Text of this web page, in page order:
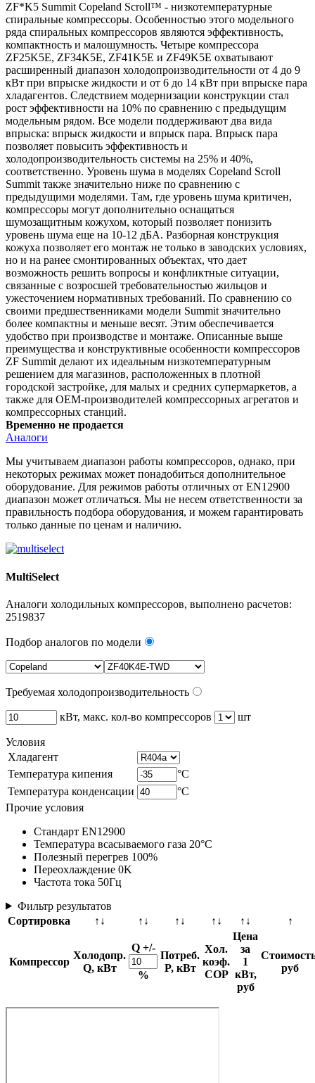
ZF*K5 Summit Copeland Scroll™ - низкотемпературные
спиральные компрессоры. Особенностью этого модельного
ряда спиральных компрессоров являются эффективность,
компактность и малошумность. Четыре компрессора
ZF25K5E, ZF34K5E, ZF41K5E и ZF49K5E охватывают
расширенный диапазон холодопроизводительности от 4 до 9
кВт при впрыске жидкости и от 6 до 14 кВт при впрыске пара
хладагентов. Следствием модернизации конструкции стал
рост эффективности на 10% по сравнению с предыдущим
модельным рядом. Все модели поддерживают два вида
впрыска: впрыск жидкости и впрыск пара. Впрыск пара
позволяет повысить эффективность и
холодопроизводительность системы на 25% и 40%,
соответственно. Уровень шума в моделях Copeland Scroll
Summit также значительно ниже по сравнению с
предыдущими моделями. Там, где уровень шума критичен,
компрессоры могут дополнительно оснащаться
шумозащитным кожухом, который позволяет понизить
уровень шума еще на 10-12 дБА. Разборная конструкция
кожуха позволяет его монтаж не только в заводских условиях,
но и на ранее смонтированных объектах, что дает
возможность решить вопросы и конфликтные ситуации,
связанные с возросшей требовательностью жильцов и
ужесточением нормативных требований. По сравнению со
своими предшественниками модели Summit значительно
более компактны и меньше весят. Этим обеспечивается
удобство при производстве и монтаже. Описанные выше
преимущества и конструктивные особенности компрессоров
ZF Summit делают их идеальным низкотемпературным
решением для магазинов, расположенных в плотной
городской застройке, для малых и средних супермаркетов, а
также для ОЕМ-производителей компрессорных агрегатов и
компрессорных станций.
Временно не продается
Аналоги
Мы учитываем диапазон работы компрессоров, однако, при
некоторых режимах может понадобиться дополнительное
оборудование. Для режимов работы отличных от EN12900
диапазон может отличаться. Мы не несем ответственности за
правильность подбора оборудования, и можем гарантировать
только данные по ценам и наличию.
MultiSelect
Аналоги холодильных компрессоров, выполнено расчетов:
2519837
Подбор аналогов по модели
Требуемая холодопроизводительность
кВт, макс. кол-во компрессоров шт
Условия
Хладагент
Температура кипения
°C
Температура конденсации
°C
Прочие условия
Стандарт EN12900
Температура всасываемого газа 20°C
Полезный перегрев 100%
Переохлаждение 0K
Частота тока 50Гц
Фильтр результатов
Сортировка
↑↓ ↑↓ ↑↓ ↑↓ ↑↓ ↑
Компрессор
Холодопр.
Q, кВт
Q +/-
%
Потреб.
P, кВт
Хол.
коэф.
COP
Цена
за
1
кВт,
руб
руб